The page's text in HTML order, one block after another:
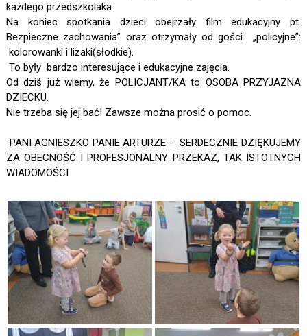
każdego przedszkolaka.
Na koniec spotkania dzieci obejrzały film edukacyjny pt.
Bezpieczne zachowania” oraz otrzymały od gości „policyjne”:
kolorowanki i lizaki(słodkie).
To były bardzo interesujące i edukacyjne zajęcia.
Od dziś już wiemy, że POLICJANT/KA to OSOBA PRZYJAZNA
DZIECKU.
Nie trzeba się jej bać! Zawsze można prosić o pomoc.
PANI AGNIESZKO PANIE ARTURZE - SERDECZNIE DZIĘKUJEMY
ZA OBECNOŚĆ I PROFESJONALNY PRZEKAZ, TAK ISTOTNYCH
WIADOMOŚCI